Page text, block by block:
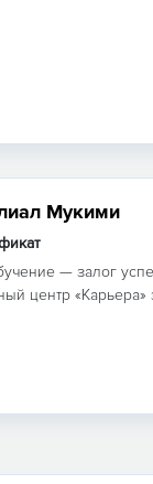
Мукими
— залог
центр «Карьера»